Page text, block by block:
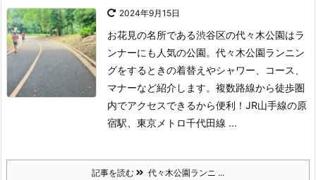
2024年9月15日
お花見の名所である渋谷区の代々木公園はラ
ンナーにも人気の公園。代々木公園ランニン
グをするときの着替えやシャワー、コース、
マナーなど紹介します。 複数路線から徒歩圏
内でアクセスできるから便利！JR山手線の原
宿駅、東京メトロ千代田線 ...
記事を読む 代々木公園ランニ ...